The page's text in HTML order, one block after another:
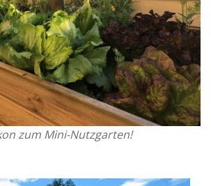
zum Mini-Nutzgarten!